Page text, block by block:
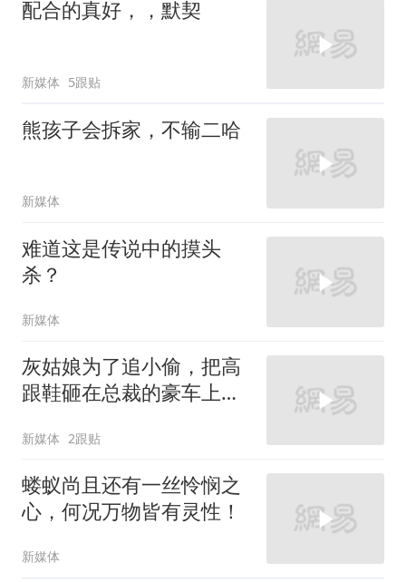
配合的真好，，默契
新媒体 5跟贴
熊孩子会拆家，不输二哈
新媒体
难道这是传说中的摸头
杀？
新媒体
灰姑娘为了追小偷，把高
跟鞋砸在总裁的豪车上，
新媒体 2跟贴
蝼蚁尚且还有一丝怜悯之
心，何况万物皆有灵性！
新媒体